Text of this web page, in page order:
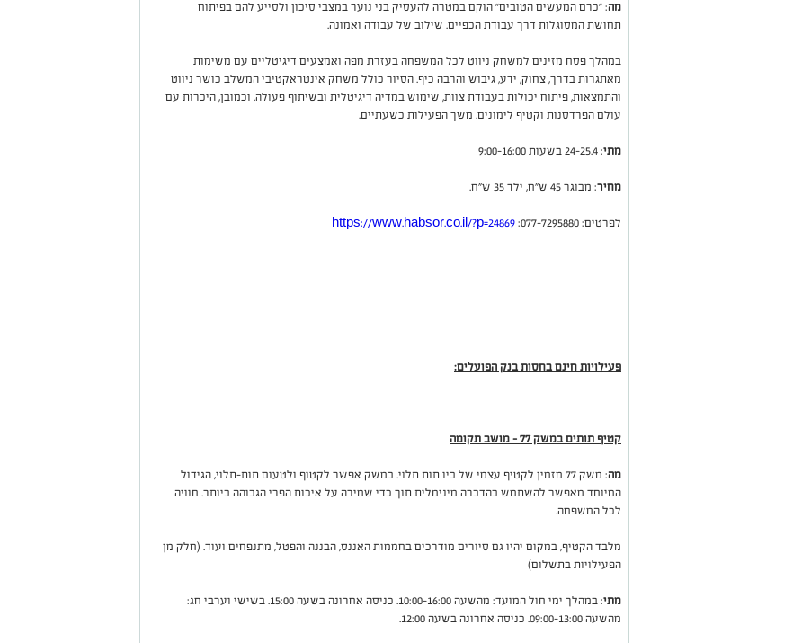
מה: "כרם המעשים הטובים" הוקם במטרה להעסיק בני נוער במצבי סיכון ולסייע להם בפיתוח
תחושת המסוגלות דרך עבודת הכפיים. שילוב של עבודה ואמונה.
במהלך פסח מזינים למשחק ניווט לכל המשפחה בעזרת מפה ואמצעים דיגיטליים עם משימות
מאתגרות בדרך, צחוק, ידע, גיבוש והרבה כיף. הסיור כולל משחק אינטראקטיבי המשלב כושר ניווט
והתמצאות, פיתוח יכולות בעבודת צוות, שימוש במדיה דיגיטלית ובשיתוף פעולה. וכמובן, היכרות עם
עולם הפרדסנות וקטיף לימונים. משך הפעילות כשעתיים.
מתי: 24-25.4 בשעות 9:00-16:00
מחיר: מבוגר 45 ש"ח, ילד 35 ש"ח.
לפרטים: 077-7295880: https://www.habsor.co.il/?p=24869
פעילויות חינם בחסות בנק הפועלים:
קטיף תותים במשק 77 - מושב תקומה
מה
: משק 77 מזמין לקטיף עצמי של ביו תות תלוי. במשק אפשר לקטוף ולטעום תות-תלוי, הגידול
המיוחד מאפשר להשתמש בהדברה מינימלית תוך כדי שמירה על איכות הפרי הגבוהה ביותר. חוויה
לכל המשפחה.
מלבד הקטיף, במקום יהיו גם סיורים מודרכים בחממות האננס, הבננה והפטל, מתנפחים ועוד. (חלק מן
הפעילויות בתשלום)
מתי
: במהלך ימי חול המועד: מהשעה 10:00-16:00. כניסה אחרונה בשעה 15:00. בשישי וערבי חג:
מהשעה 09:00-13:00. כניסה אחרונה בשעה 12:00.